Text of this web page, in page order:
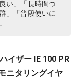
い」「長時間つ
」「普段使いに
イザー IE 100 PR
ニタリングイヤ